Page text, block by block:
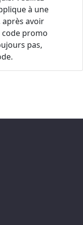
à une
après avoir
promo
pas,